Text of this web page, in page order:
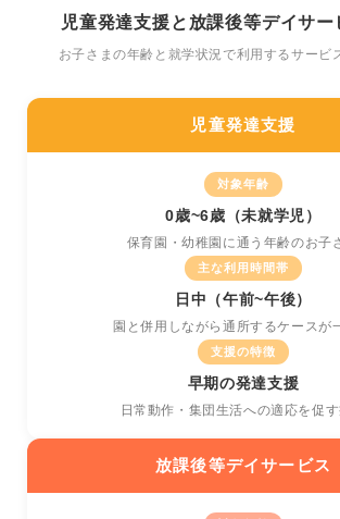
児童発達支援と放課後等デイサー
お子さまの年齢と就学状況で利用するサービ
児童発達支援
対象年齢
0歳~6歳（未就学児）
保育園・幼稚園に通う年齢のお子
主な利用時間帯
日中（午前~午後）
園と併用しながら通所するケースが
支援の特徴
早期の発達支援
日常動作・集団生活への適応を促
放課後等デイサービス